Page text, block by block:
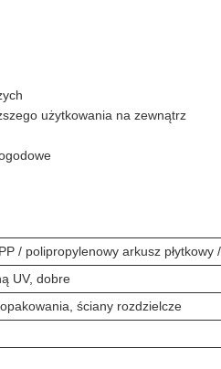
użytkowania na zewnątrz
/ polipropylenowy arkusz płytkowy
UV, dobre
ściany rozdzielcze